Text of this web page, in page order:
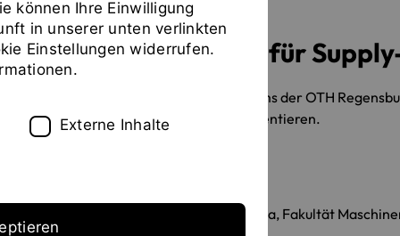
Ideenwettbewerb für
Drei Studierenden-Teams der OTH
Experten aus der Industrie zu präsentieren.
Prof. Stefan Galka, Fakultät
können Ihre Einwilligung
in unserer unten verlinkten
Einstellungen widerrufen.
Externe Inhalte